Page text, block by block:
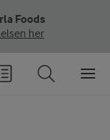
Foods
her